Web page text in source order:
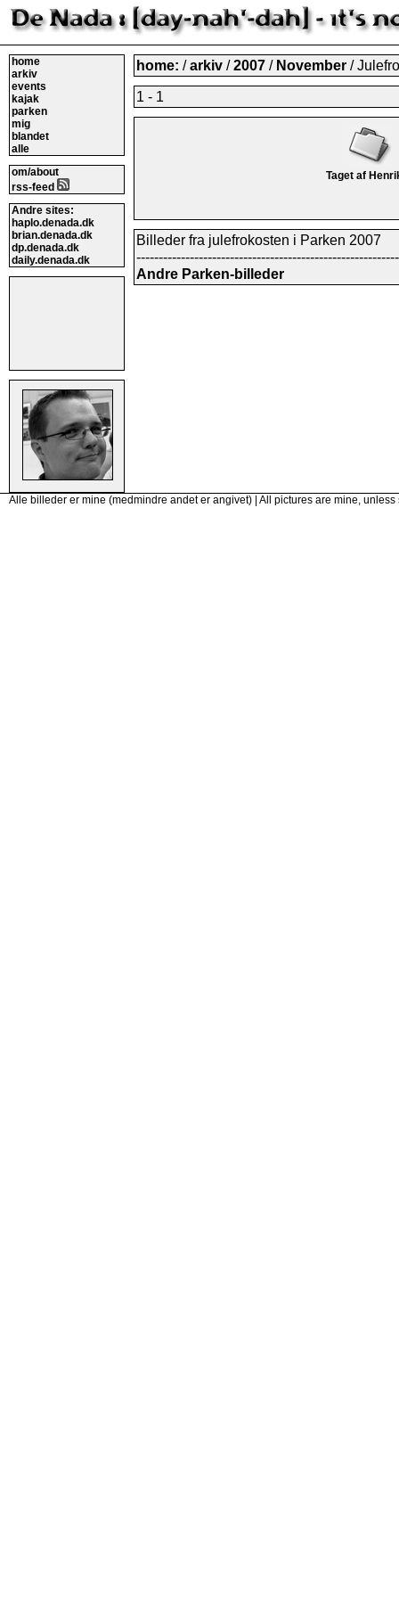
home
arkiv
events
kajak
parken
mig
blandet
alle
om/about
rss-feed
Andre sites:
haplo.denada.dk
brian.denada.dk
dp.denada.dk
daily.denada.dk
home: /arkiv /2007 / November /
1 - 1
Taget af
Billeder fra julefrokosten i Parken 2007
Andre Parken-billeder
Alle billeder er mine (medmindre andet er angivet) | All pictures are mine,